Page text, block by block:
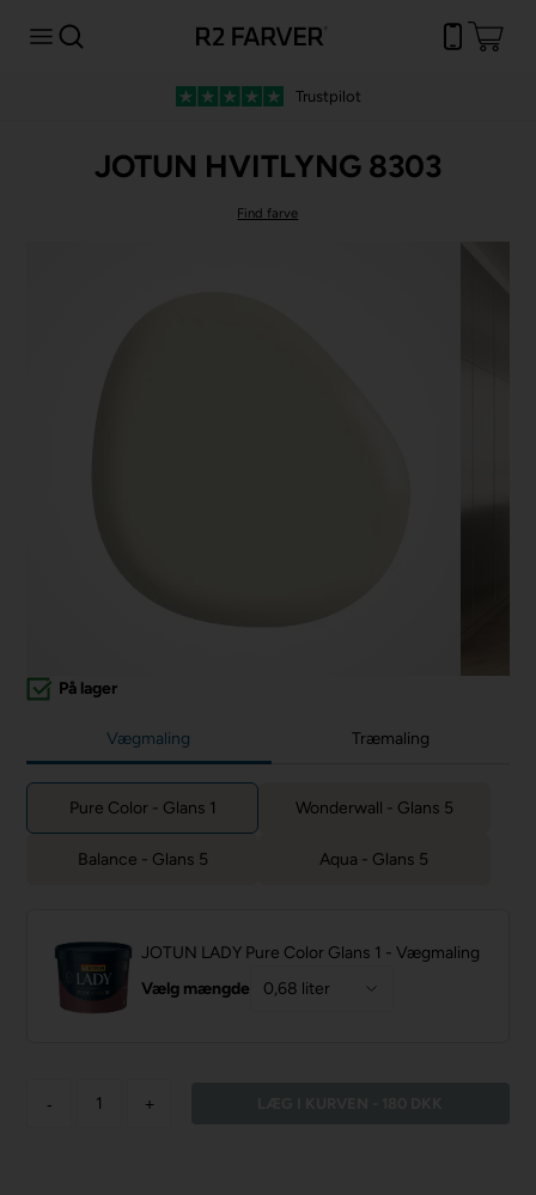
Trustpilot
JOTUN HVITLYNG 8303
Find farve
På lager
Vægmaling Træmaling
Pure Color - Glans 1 Wonderwall - Glans 5
Balance - Glans 5 Aqua - Glans 5
JOTUN LADY Pure Color Glans 1 - Vægmaling
Vælg mængde
- +